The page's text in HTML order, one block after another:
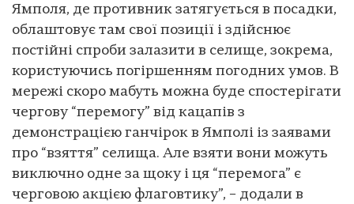
Ямполя, де противник затягується в посадки,
облаштовує там свої позиції і здійснює
постійні спроби залазити в селище, зокрема,
користуючись погіршенням погодних умов. В
мережі скоро мабуть можна буде спостерігати
чергову “перемогу” від кацапів з
демонстрацією ганчірок в Ямполі із заявами
про “взяття” селища. Але взяти вони можуть
виключно одне за щоку і ця “перемога” є
черговою акцією флаговтику”, – додали в